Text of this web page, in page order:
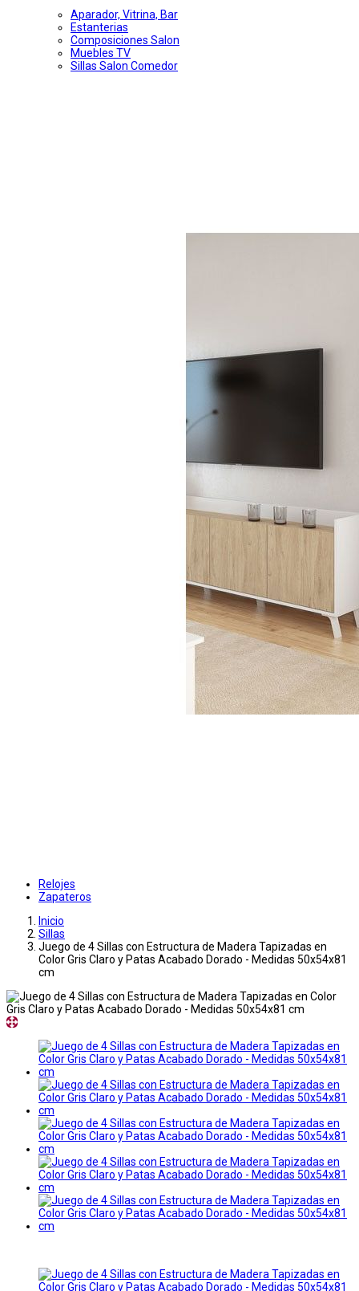
Aparador, Vitrina, Bar
Estanterias
Composiciones Salon
Muebles TV
Sillas Salon Comedor
Relojes
Zapateros
Inicio
Sillas
Juego de 4 Sillas con Estructura de Madera Tapizadas en
Color Gris Claro y Patas Acabado Dorado - Medidas 50x54x81
cm